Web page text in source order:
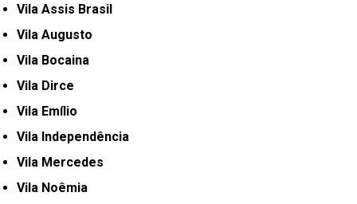
Vila Assis Brasil
Vila Augusto
Vila Bocaina
Vila Dirce
Vila Emílio
Vila Independência
Vila Mercedes
Vila Noêmia